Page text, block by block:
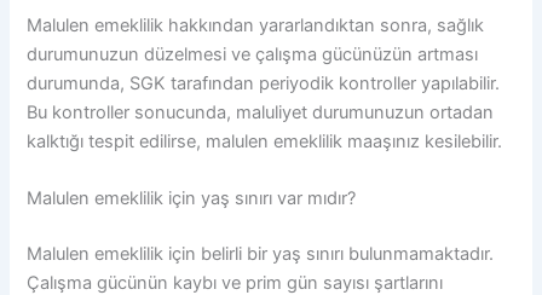
Malulen emeklilik hakkından yararlandıktan sonra, sağlık
durumunuzun düzelmesi ve çalışma gücünüzün artması
durumunda, SGK tarafından periyodik kontroller yapılabilir.
Bu kontroller sonucunda, maluliyet durumunuzun ortadan
kalktığı tespit edilirse, malulen emeklilik maaşınız kesilebilir.
Malulen emeklilik için yaş sınırı var mıdır?
Malulen emeklilik için belirli bir yaş sınırı bulunmamaktadır.
Çalışma gücünün kaybı ve prim gün sayısı şartlarını